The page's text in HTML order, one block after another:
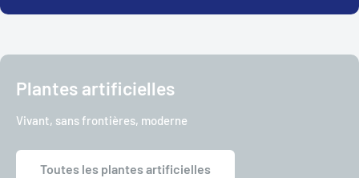
Plantes artificielles
Vivant, sans frontières, moderne
Toutes les plantes artificielles